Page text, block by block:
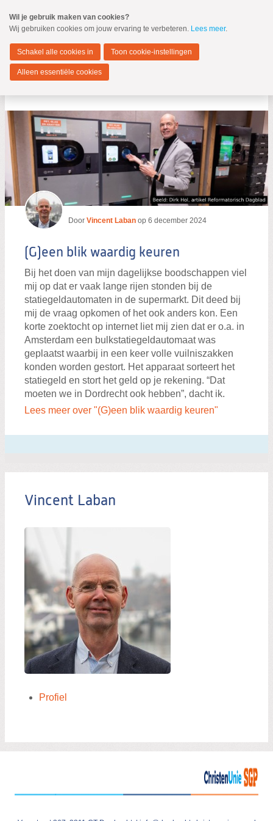
naar
Spring
de
inhoud
Spring
naar
Dordrecht
MENU
Zoeken:
Zoeken
Door Vincent Laban op 6 december 2024
(G)een blik waardig keuren
Bij het doen van mijn dagelijkse boodschappen viel
mij op dat er vaak lange rijen stonden bij de
statiegeldautomaten in de supermarkt. Dit deed bij
mij de vraag opkomen of het ook anders kon. Een
korte zoektocht op internet liet mij zien dat er o.a. in
Amsterdam een bulkstatiegeldautomaat was
geplaatst waarbij in een keer volle vuilniszakken
konden worden gestort. Het apparaat sorteert het
statiegeld en stort het geld op je rekening. “Dat
moeten we in Dordrecht ook hebben”, dacht ik.
Lees meer over "(G)een blik waardig keuren"
Vincent Laban
Profiel
Wil je gebruik maken van cookies?
Wij gebruiken cookies om jouw ervaring te verbeteren. Lees meer.
Schakel alle cookies in Toon cookie-instellingen
Alleen essentiële cookies